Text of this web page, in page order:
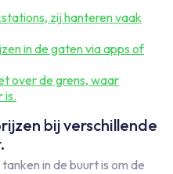
zij hanteren vaak
in de gaten via apps of
over de grens, waar
is.
bij verschillende
in de buurt is om de